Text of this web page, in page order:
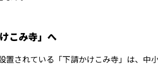
こみ寺」へ
置されている「下請かけこみ寺」は、